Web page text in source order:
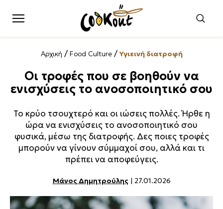
Αρχική / Food Culture/Υγιεινή διατροφή
Οι τροφές που σε βοηθούν να
ενισχύσεις το ανοσοποιητικό σου
Το κρύο τσουχτερό και οι ιώσεις πολλές. Ήρθε η
ώρα να ενισχύσεις το ανοσοποιητικό σου
φυσικά, μέσω της διατροφής. Δες ποιες τροφές
μπορούν να γίνουν σύμμαχοί σου, αλλά και τι
πρέπει να αποφεύγεις.
Μάνος Δημητρούλης | 27.01.2026